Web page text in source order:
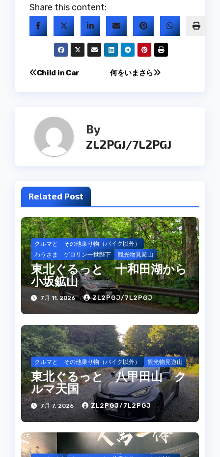
Share this content:
投
ナ
ビ
ゲ
シ
ョ
ン
何をいまさら
Child in Car
By
ZL2PGJ/7L2PGJ
Related Post
クルマと その他乗り物（バイク以外）
わうさま ゲロリン一世陛下
観光物見遊山
東北ぐるっと 十和田湖から
小坂鉱山
7月 11, 2026 ZL2PGJ/7L2PGJ
クルマと その他乗り物（バイク以外） 観光物見遊山
東北ぐるっと 八甲田山 ク
ルマ天国
7月 7, 2026 ZL2PGJ/7L2PGJ